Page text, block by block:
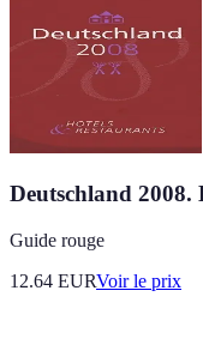
Deutschland 2008.
Guide rouge
12.64 EURVoir le prix